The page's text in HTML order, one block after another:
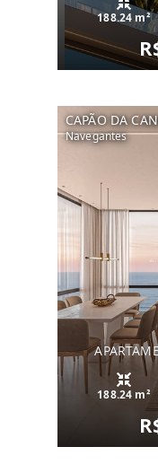
188.24 m²
CAPÃO DA
Navegantes
188.24 m²